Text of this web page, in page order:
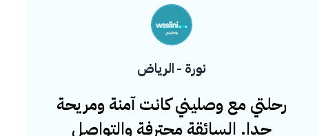
أم ناصر - القصيم
تطبيق جميل ورائع لمشاوير البنات
اليومية ، خصوصية تامة ، أنصح